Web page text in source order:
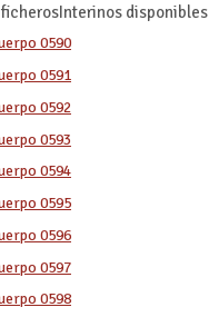
Interinos disponibles
0590
0591
0592
0593
0594
0595
0596
0597
0598